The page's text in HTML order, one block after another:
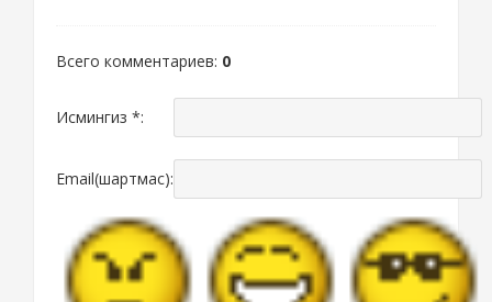
Всего комментариев: 0
Исмингиз *:
Email(шартмас):